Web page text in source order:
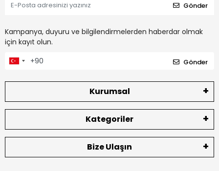
Gönder
Kampanya, duyuru ve bilgilendirmelerden haberdar olmak
için kayıt olun.
Gönder
Kurumsal
Kategoriler
Bize Ulaşın